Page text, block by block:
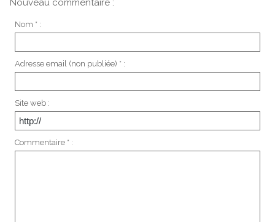
Nouveau commentaire :
Nom * :
Adresse email (non publiée) * :
Site web :
Commentaire * :